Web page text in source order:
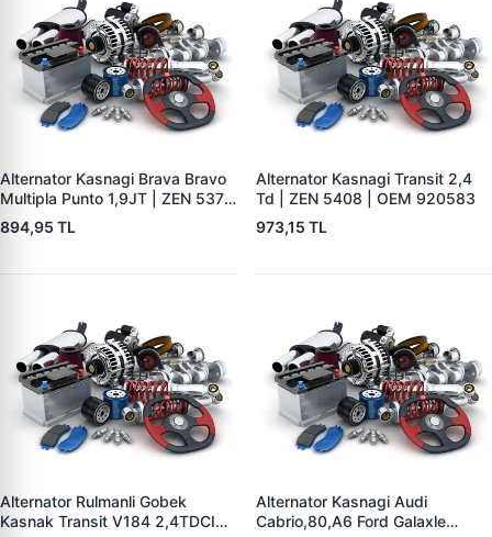
Alternator Kasnagi Brava Bravo
Multipla Punto 1,9JT | ZEN 5379
| OEM 8362516
894,95 TL
Alternator Kasnagi Transit 2,4
Td | ZEN 5408 | OEM 920583
973,15 TL
Alternator Rulmanli Gobek
Kasnak Transit V184 2,4TDCI
Alternator Kasnagi Audi
Cabrio,80,A6 Ford Galaxle